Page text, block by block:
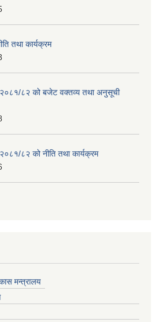
तथा कार्यक्रम
२०८१/८२ को बजेट वक्तव्य तथा अनुसूची
८२ को नीति तथा कार्यक्रम
मन्त्रालय